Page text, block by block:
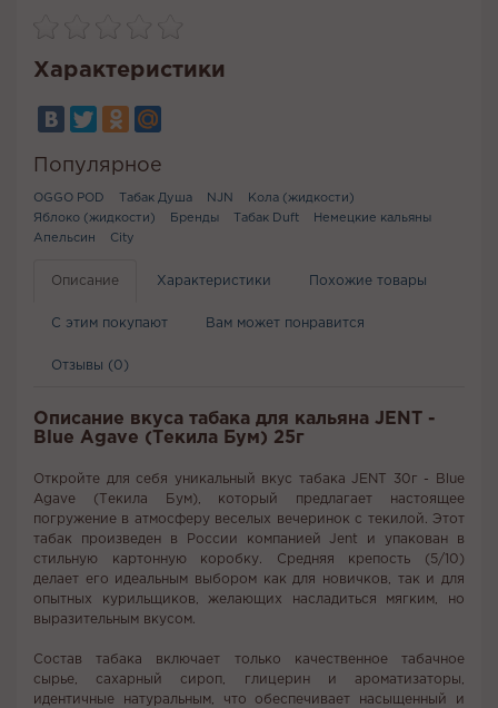
Характеристики
Популярное
OGGO POD Табак Душа NJN
Кола (жидкости)
Яблоко (жидкости)
Бренды Табак Duft
Немецкие кальяны
Апельсин
City
Описание Характеристики Похожие товары
С этим покупают Вам может понравится
Отзывы (0)
Описание вкуса табака для кальяна JENT -
Blue Agave (Текила Бум) 25г
Откройте для себя уникальный вкус табака JENT 30г - Blue
Agave (Текила Бум), который предлагает настоящее
погружение в атмосферу веселых вечеринок с текилой. Этот
табак произведен в России компанией Jent и упакован в
стильную картонную коробку. Средняя крепость (5/10)
делает его идеальным выбором как для новичков, так и для
опытных курильщиков, желающих насладиться мягким, но
выразительным вкусом.
Состав табака включает только качественное табачное
сырье, сахарный сироп, глицерин и ароматизаторы,
идентичные натуральным, что обеспечивает насыщенный и